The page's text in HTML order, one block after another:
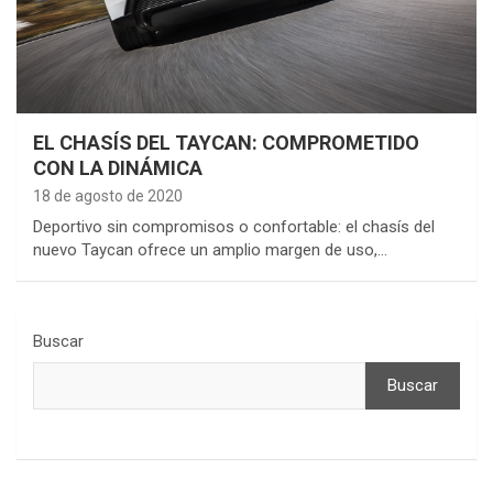
EL CHASÍS DEL TAYCAN: COMPROMETIDO
CON LA DINÁMICA
18 de agosto de 2020
Deportivo sin compromisos o confortable: el chasís del
nuevo Taycan ofrece un amplio margen de uso,…
Buscar
Buscar